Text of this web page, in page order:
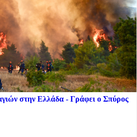
στην Ελλάδα - Γράφει ο Σπύρος